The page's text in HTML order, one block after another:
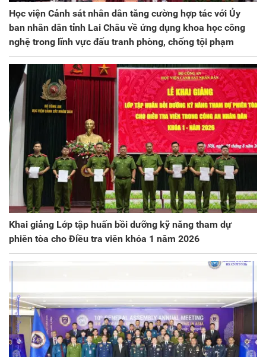
Học viện Cảnh sát nhân dân tăng cường hợp tác với Ủy
ban nhân dân tỉnh Lai Châu về ứng dụng khoa học công
nghệ trong lĩnh vực đấu tranh phòng, chống tội phạm
Khai giảng Lớp tập huấn bồi dưỡng kỹ năng tham dự
phiên tòa cho Điều tra viên khóa 1 năm 2026